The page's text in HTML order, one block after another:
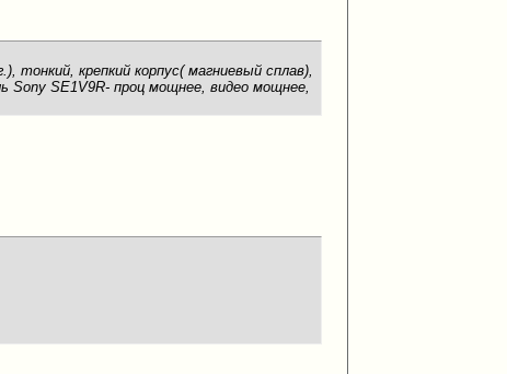
тонкий, крепкий корпус( магниевый сплав),
SE1V9R- проц мощнее, видео мощнее,